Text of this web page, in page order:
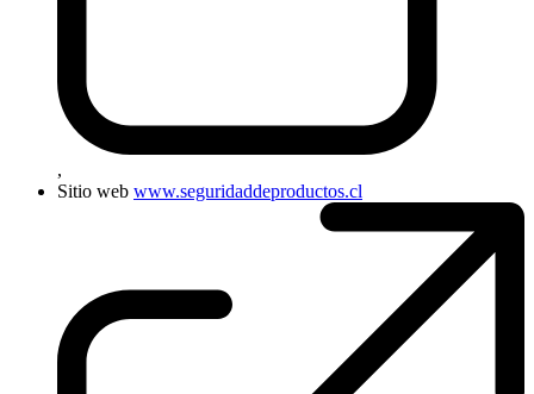
,
Sitio web www.seguridaddeproductos.cl